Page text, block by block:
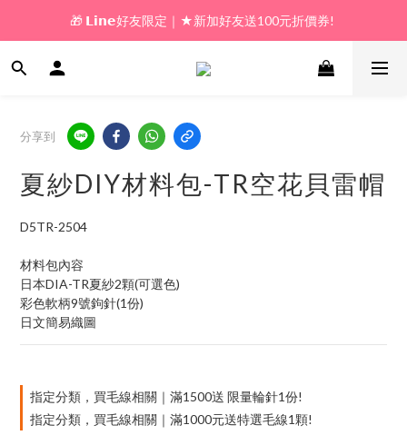
🎁 新好友購物金｜★加入新會員領券送100元!
🎁 𝗟𝗶𝗻𝗲好友限定｜★新加好友送100元折價券!
🎁 新好友購物金｜★加入新會員領券送100元!
分享到
夏紗DIY材料包-TR空花貝雷帽
D5TR-2504
材料包內容
日本DIA-TR夏紗2顆(可選色)
彩色軟柄9號鉤針(1份)
日文簡易織圖
指定分類，買毛線相關｜滿1500送 限量輪針1份!
指定分類，買毛線相關｜滿1000元送特選毛線1顆!